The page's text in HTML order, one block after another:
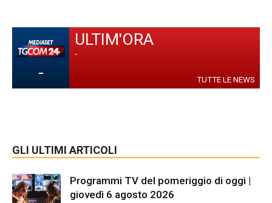
-
ULTIM'ORA
-
TUTTE LE NEWS
GLI ULTIMI ARTICOLI
Programmi TV del pomeriggio di oggi |
giovedì 6 agosto 2026